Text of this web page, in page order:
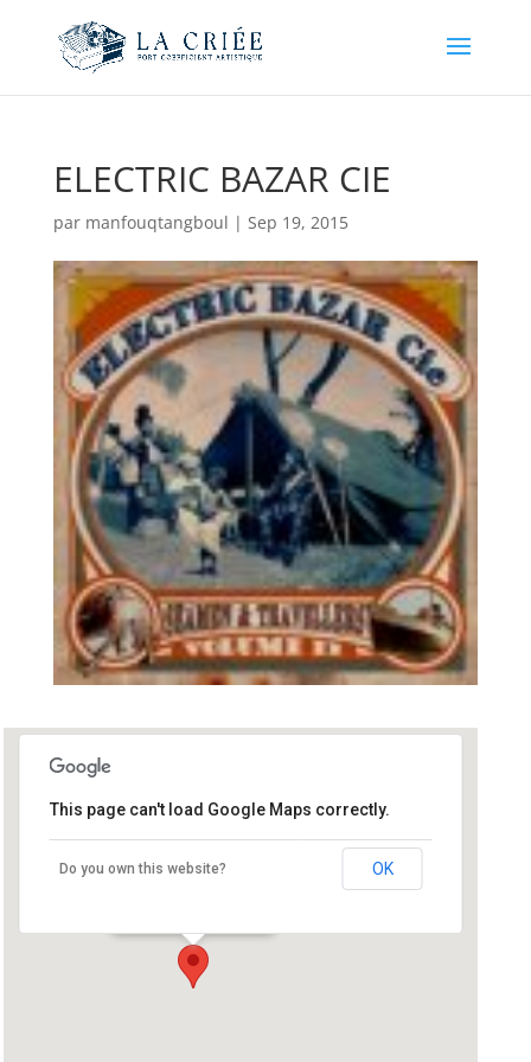
ELECTRIC BAZAR CIE
par manfouqtangboul | Sep 19, 2015
Fête de la Bambelle
This page can't load Google Maps correctly.
Do you own this website? OK